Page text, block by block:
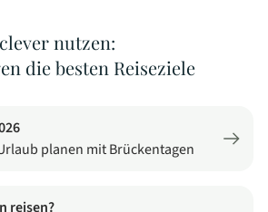
nutzen:
die besten Reiseziele
planen mit Brückentagen
reisen?